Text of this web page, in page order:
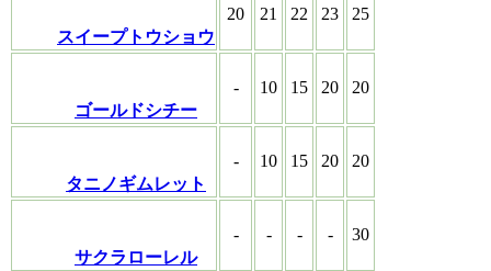
スイープトウショウ
20 21 22 23 25
ゴールドシチー
- 10 15 20 20
タニノギムレット
- 10 15 20 20
サクラローレル
- - - - 30